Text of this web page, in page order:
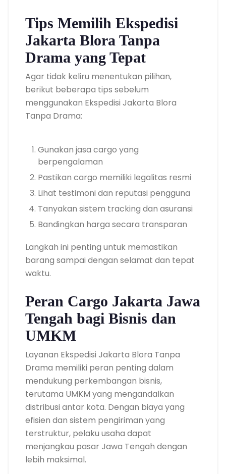
Tips Memilih Ekspedisi
Jakarta Blora Tanpa
Drama yang Tepat
Agar tidak keliru menentukan pilihan,
berikut beberapa tips sebelum
menggunakan Ekspedisi Jakarta Blora
Tanpa Drama:
Gunakan jasa cargo yang
berpengalaman
Pastikan cargo memiliki legalitas resmi
Lihat testimoni dan reputasi pengguna
Tanyakan sistem tracking dan asuransi
Bandingkan harga secara transparan
Langkah ini penting untuk memastikan
barang sampai dengan selamat dan tepat
waktu.
Peran Cargo Jakarta Jawa
Tengah bagi Bisnis dan
UMKM
Layanan Ekspedisi Jakarta Blora Tanpa
Drama memiliki peran penting dalam
mendukung perkembangan bisnis,
terutama UMKM yang mengandalkan
distribusi antar kota. Dengan biaya yang
efisien dan sistem pengiriman yang
terstruktur, pelaku usaha dapat
menjangkau pasar Jawa Tengah dengan
lebih maksimal.